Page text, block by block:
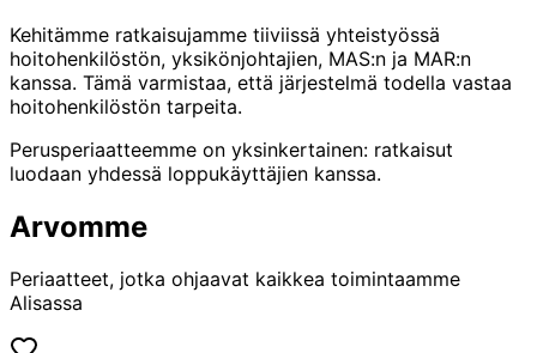
Kehitämme ratkaisujamme tiiviissä yhteistyössä
hoitohenkilöstön, yksikönjohtajien, MAS:n ja MAR:n
kanssa. Tämä varmistaa, että järjestelmä todella vastaa
hoitohenkilöstön tarpeita.
Perusperiaatteemme on yksinkertainen: ratkaisut
luodaan yhdessä loppukäyttäjien kanssa.
Arvomme
Periaatteet, jotka ohjaavat kaikkea toimintaamme
Alisassa